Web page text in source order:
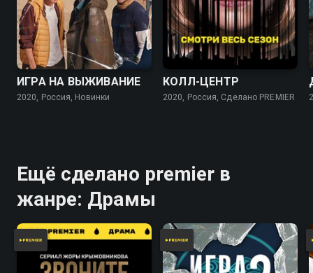
7.5 7.0
ИГРА НА ВЫЖИВАНИЕ
2020, Россия, Новинки
7.4 6.7
КОЛЛ-ЦЕНТР
2020, Россия, Сделано PREMIER
Ещё сделано premier в
жанре: Драмы